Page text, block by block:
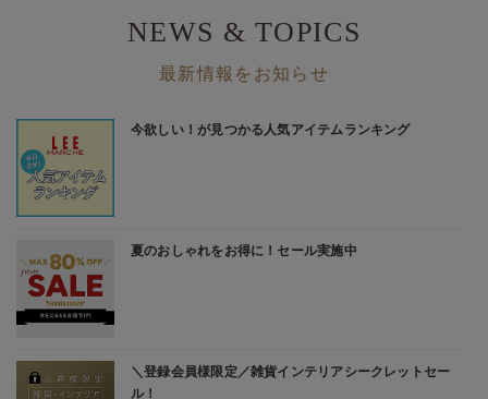
NEWS & TOPICS
最新情報をお知らせ